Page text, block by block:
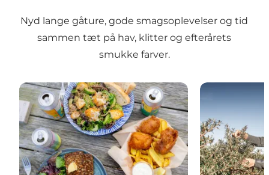
Nyd lange gåture, gode smagsoplevelser og tid
sammen tæt på hav, klitter og efterårets
smukke farver.
Smagsoplevelser ved NordvestkystenEfterårsferie